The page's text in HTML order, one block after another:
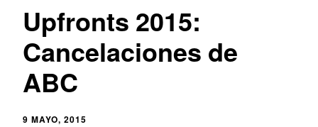
Upfronts 2015:
Cancelaciones de
ABC
9 MAYO, 2015